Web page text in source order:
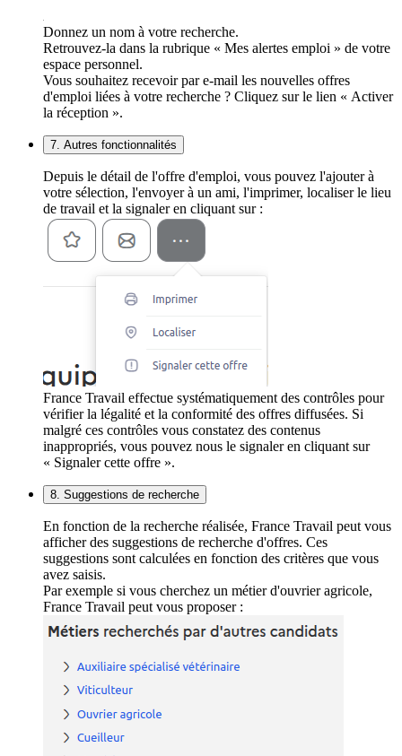
Donnez un nom à votre recherche.
Retrouvez-la dans la rubrique « Mes alertes emploi » de votre
espace personnel.
Vous souhaitez recevoir par e-mail les nouvelles offres
d'emploi liées à votre recherche ? Cliquez sur le lien « Activer
la réception ».
7. Autres fonctionnalités
Depuis le détail de l'offre d'emploi, vous pouvez l'ajouter à
votre sélection, l'envoyer à un ami, l'imprimer, localiser le lieu
de travail et la signaler en cliquant sur :
France Travail effectue systématiquement des contrôles pour
vérifier la légalité et la conformité des offres diffusées. Si
malgré ces contrôles vous constatez des contenus
inappropriés, vous pouvez nous le signaler en cliquant sur
« Signaler cette offre ».
8. Suggestions de recherche
En fonction de la recherche réalisée, France Travail peut vous
afficher des suggestions de recherche d'offres. Ces
suggestions sont calculées en fonction des critères que vous
avez saisis.
Par exemple si vous cherchez un métier d'ouvrier agricole,
France Travail peut vous proposer :